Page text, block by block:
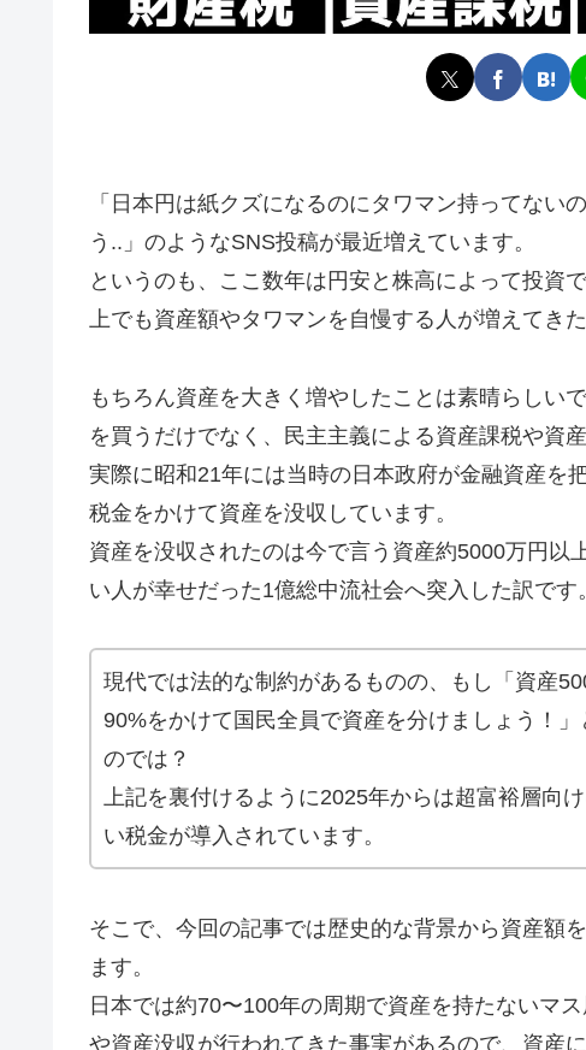
「日本円は紙クズになるのにタワマン持ってな
う..」のようなSNS投稿が最近増えています。
というのも、ここ数年は円安と株高によって投資
上でも資産額やタワマンを自慢する人が増えてきた
もちろん資産を大きく増やしたことは素晴らしい
を買うだけでなく、民主主義による資産課税や資
実際に昭和21年には当時の日本政府が金融資産を
税金をかけて資産を没収しています。
資産を没収されたのは今で言う資産約5000万円
い人が幸せだった1億総中流社会へ突入した訳です。
現代では法的な制約があるものの、もし「資産
90%をかけて国民全員で資産を分けましょう！
のでは？
上記を裏付けるように2025年からは超富裕層向
い税金が導入されています。
そこで、今回の記事では歴史的な背景から資産額
ます。
日本では約70〜100年の周期で資産を持たないマ
や資産没収が行われてきた事実があるので、資産